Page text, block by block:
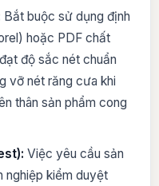
Bắt buộc sử dụng định
hoặc PDF chất
độ sắc nét chuẩn
vỡ nét răng cưa khi
thân sản phẩm cong
Việc yêu cầu sản
nghiệp kiểm duyệt